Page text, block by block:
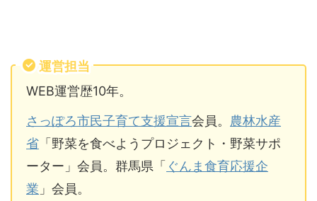
運営担当
WEB運営歴10年。
さっぽろ市民子育て支援宣言会員。 農林水産
省 「野菜を食べようプロジェクト・野菜サポ
ーター」会員。群馬県「 ぐんま食育応援企
業 」会員。